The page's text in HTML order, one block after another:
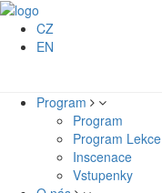
CZ
EN
Program
Program
Program Lekce
Inscenace
Vstupenky